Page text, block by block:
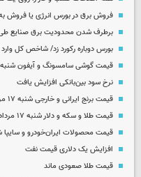
فروش برق در بورس انرژی یا فروش به
برطرف شدن محدودیت‌ برق صنایع
بورس دوباره رکورد زد/ شاخص کل وارد کانال ۵.۵
قیمت گوشی سامسونگ و آیفون شنبه ۱۷ مرداد ۱۴۰۵
نرخ سود بین‌بانکی افزایش یافت
قیمت برنج ایرانی و خارجی شنبه ۱۷ مرداد ۱۴۰۵
قیمت طلا و سکه و دلار شنبه ۱۷ مرداد ۱۴۰۵
قیمت محصولات ایران‌خودرو و سایپا شنبه ۱۷
افزایش یک دلاری قیمت نفت
قیمت طلا صعودی ماند